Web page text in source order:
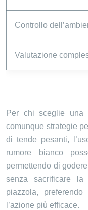
Controllo
Valutazione
Per chi sceglie una
comunque strategie
di tende pesanti,
rumore bianco
permettendo di
senza sacrificare
piazzola,
l’azione più efficace.